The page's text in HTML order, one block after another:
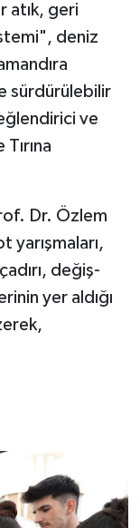
atık, geri
deniz
sürdürülebilir
ve
Dr. Özlem
yarışmaları,
değiş-
yer aldığı